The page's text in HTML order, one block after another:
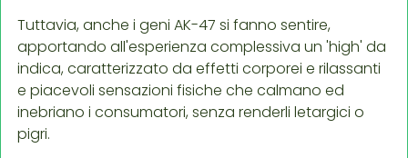
Tuttavia, anche i geni AK-47 si fanno sentire,
apportando all'esperienza complessiva un 'high' da
indica, caratterizzato da effetti corporei e rilassanti
e piacevoli sensazioni fisiche che calmano ed
inebriano i consumatori, senza renderli letargici o
pigri.